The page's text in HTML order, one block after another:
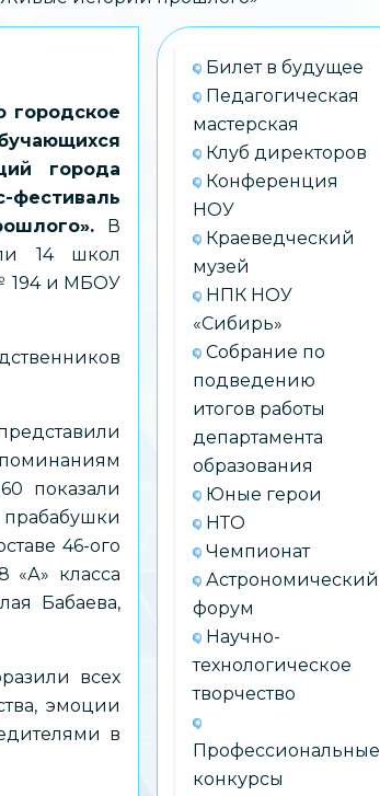
города
фестиваль
В
14 школ
194 и МБОУ
показали
46-ого
«А» класса
Бабаева,
всех
эмоции
в
Билет в будущее
Педагогическая
мастерская
Клуб директоров
Конференция
НОУ
Краеведческий
музей
НПК НОУ
«Сибирь»
Собрание по
подведению
итогов работы
департамента
образования
Юные герои
НТО
Чемпионат
Астрономический
форум
Научно-
технологическое
творчество
Профессиональные
конкурсы